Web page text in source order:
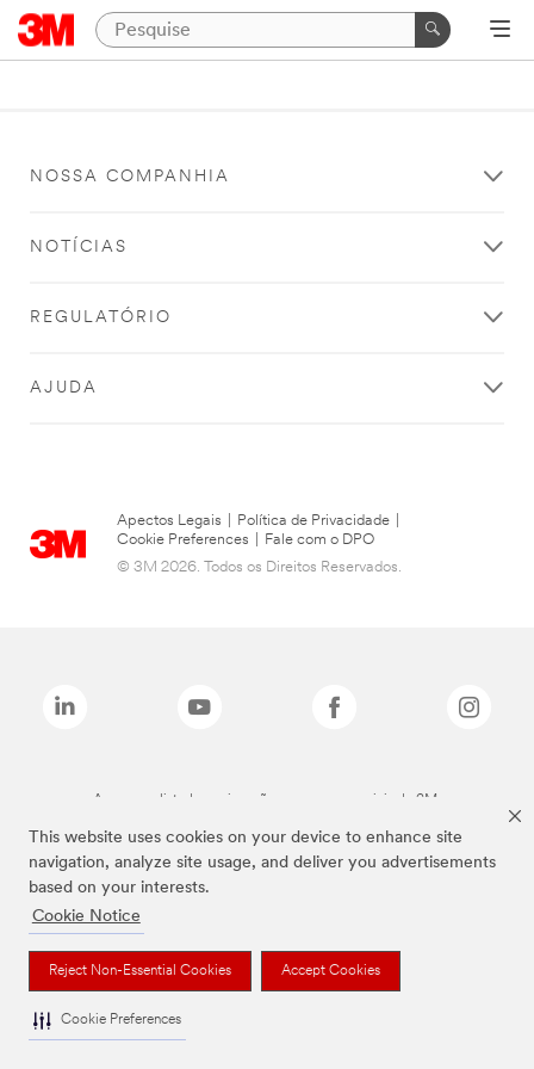
This website uses cookies on your device to enhance site
navigation, analyze site usage, and deliver you advertisements
based on your interests.
Cookie Notice
Reject Non-Essential Cookies Accept Cookies
Cookie Preferences
NOSSA COMPANHIA
NOTÍCIAS
REGULATÓRIO
AJUDA
Apectos Legais Política de Privacidade
Cookie Preferences
Fale com o DPO
© 3M 2026. Todos os Direitos Reservados.
As marcas listadas a cima são marcas comerciais da 3M.